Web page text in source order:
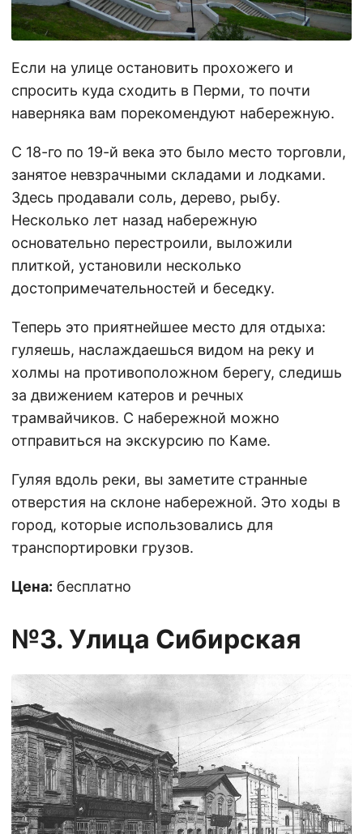
Если на улице остановить прохожего и
спросить куда сходить в Перми, то почти
наверняка вам порекомендуют набережную.
С 18-го по 19-й века это было место торговли,
занятое невзрачными складами и лодками.
Здесь продавали соль, дерево, рыбу.
Несколько лет назад набережную
основательно перестроили, выложили
плиткой, установили несколько
достопримечательностей и беседку.
Теперь это приятнейшее место для отдыха:
гуляешь, наслаждаешься видом на реку и
холмы на противоположном берегу, следишь
за движением катеров и речных
трамвайчиков. С набережной можно
отправиться на экскурсию по Каме.
Гуляя вдоль реки, вы заметите странные
отверстия на склоне набережной. Это ходы в
город, которые использовались для
транспортировки грузов.
Цена: бесплатно
№3. Улица Сибирская